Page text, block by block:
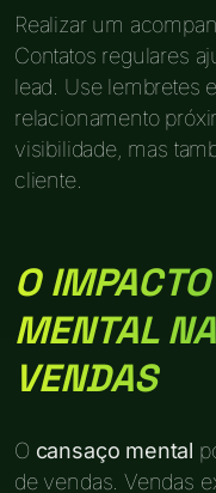
Realizar um
Contatos regulares
lead. Use lembretes
relacionamento
visibilidade, mas
cliente.
O
MENTAL
VENDAS
O cansaço mental
de vendas. Vendas